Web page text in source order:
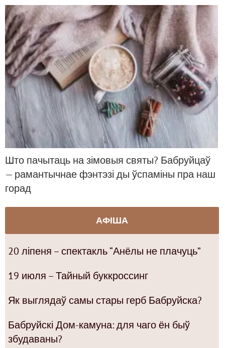
Што пачытаць на зімовыя святы? Бабруйцаў
— рамантычнае фэнтэзі ды ўспаміны пра наш
горад
АФІША
20 ліпеня – спектакль “Анёлы не плачуць”
19 июля – Тайный буккроссинг
Як выглядаў самы стары герб Бабруйска?
Бабруйскі Дом-камуна: для чаго ён быў
збудаваны?